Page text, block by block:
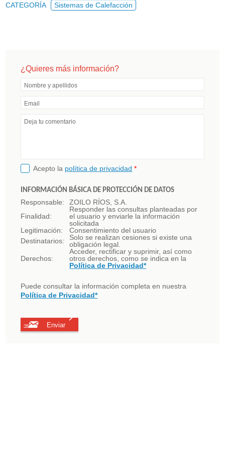
CATEGORÍA Sistemas de Calefacción
¿Quieres más información?
Nombre y apellidos
Email
Deja tu comentario
Acepto la política de privacidad *
INFORMACIÓN BÁSICA DE PROTECCIÓN DE DATOS
Responsable:
ZOILO RÍOS, S.A.
Finalidad:
Responder las consultas planteadas por
el usuario y enviarle la información
solicitada
Legitimación:
Consentimiento del usuario
Destinatarios:
Solo se realizan cesiones si existe una
obligación legal.
Derechos:
Acceder, rectificar y suprimir, así como
otros derechos, como se indica en la
Política de Privacidad*
Puede consultar la información completa en nuestra
Política de Privacidad*